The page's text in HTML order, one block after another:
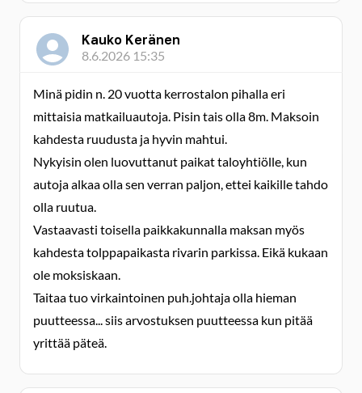
Kauko Keränen
8.6.2026 15:35
Minä pidin n. 20 vuotta kerrostalon pihalla eri
mittaisia matkailuautoja. Pisin tais olla 8m. Maksoin
kahdesta ruudusta ja hyvin mahtui.
Nykyisin olen luovuttanut paikat taloyhtiölle, kun
autoja alkaa olla sen verran paljon, ettei kaikille tahdo
olla ruutua.
Vastaavasti toisella paikkakunnalla maksan myös
kahdesta tolppapaikasta rivarin parkissa. Eikä kukaan
ole moksiskaan.
Taitaa tuo virkaintoinen puh.johtaja olla hieman
puutteessa... siis arvostuksen puutteessa kun pitää
yrittää päteä.